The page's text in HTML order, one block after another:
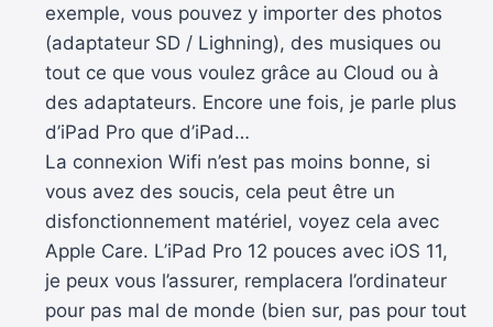
exemple, vous pouvez y importer des photos
(adaptateur SD / Lighning), des musiques ou
tout ce que vous voulez grâce au Cloud ou à
des adaptateurs. Encore une fois, je parle plus
d’iPad Pro que d’iPad…
La connexion Wifi n’est pas moins bonne, si
vous avez des soucis, cela peut être un
disfonctionnement matériel, voyez cela avec
Apple Care. L’iPad Pro 12 pouces avec iOS 11,
je peux vous l’assurer, remplacera l’ordinateur
pour pas mal de monde (bien sur, pas pour tout